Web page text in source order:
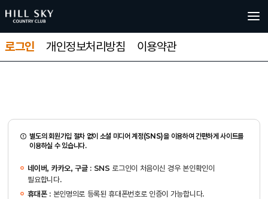
로그인 개인정보처리방침 이용약관
별도의 회원가입 절차 없이 소셜 미디어 계정(SNS)을 이용하여 간편하게 사이트를
이용하실 수 있습니다.
네이버, 카카오, 구글: SNS 로그인이 처음이신 경우 본인확인이
필요합니다.
휴대폰: 본인명의로 등록된 휴대폰번호로 인증이 가능합니다.